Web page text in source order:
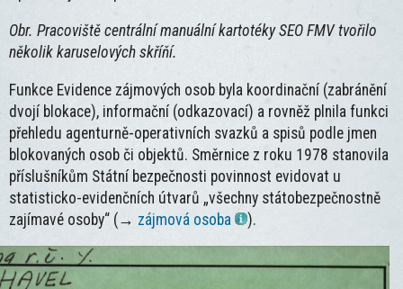
Obr. Pracoviště centrální manuální kartotéky SEO FMV tvořilo
několik karuselových skříňí.
Funkce Evidence zájmových osob byla koordinační (zabránění
dvojí blokace), informační (odkazovací) a rovněž plnila funkci
přehledu agenturně-operativních svazků a spisů podle jmen
blokovaných osob či objektů. Směrnice z roku 1978 stanovila
příslušníkům Státní bezpečnosti povinnost evidovat u
statisticko-evidenčních útvarů „všechny státobezpečnostně
zajímavé osoby“ (→ zájmová osoba ).